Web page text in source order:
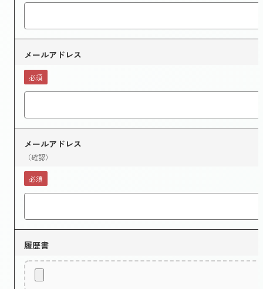
メールアドレス
必須
メールアドレス
（確認）
必須
履歴書